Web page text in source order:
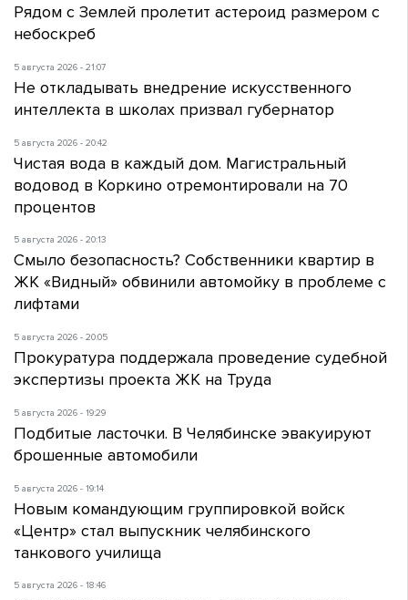
Рядом с Землей пролетит астероид размером с
небоскреб
5 августа 2026 - 21:07
Не откладывать внедрение искусственного
интеллекта в школах призвал губернатор
5 августа 2026 - 20:42
Чистая вода в каждый дом. Магистральный
водовод в Коркино отремонтировали на 70
процентов
5 августа 2026 - 20:13
Смыло безопасность? Собственники квартир в
ЖК «Видный» обвинили автомойку в проблеме с
лифтами
5 августа 2026 - 20:05
Прокуратура поддержала проведение судебной
экспертизы проекта ЖК на Труда
5 августа 2026 - 19:29
Подбитые ласточки. В Челябинске эвакуируют
брошенные автомобили
5 августа 2026 - 19:14
Новым командующим группировкой войск
«Центр» стал выпускник челябинского
танкового училища
5 августа 2026 - 18:46